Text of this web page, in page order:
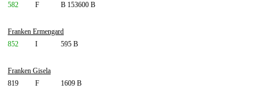
582
F B 153600 B
Franken Ermengard
852
I 595 B
Franken Gisela
819
F 1609 B